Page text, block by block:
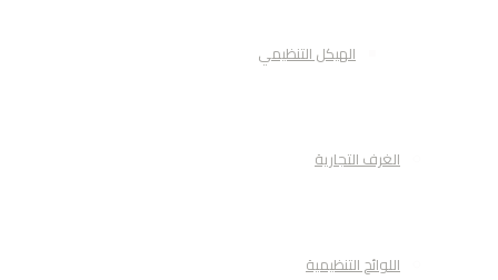
الهيكل التنظيمي
الغرف التجارية
اللوائح التنظيمية